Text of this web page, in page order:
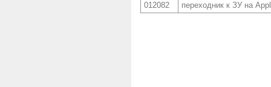
012082
переходник к ЗУ на